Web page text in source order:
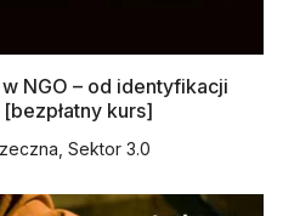
NGO – od identyfikacji
kurs]
Sektor 3.0